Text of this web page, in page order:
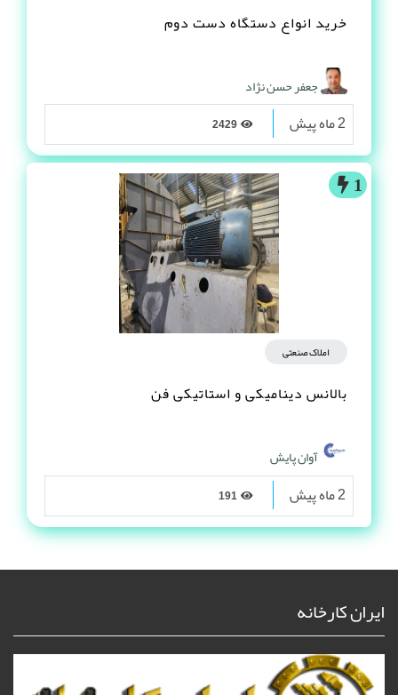
خرید انواع دستگاه دست دوم
جعفر حسن نژاد
2 ماه پیش
1
املاک صنعتی
بالانس دینامیکی و استاتیکی فن
آوان پایش
2 ماه پیش
ایران کارخانه